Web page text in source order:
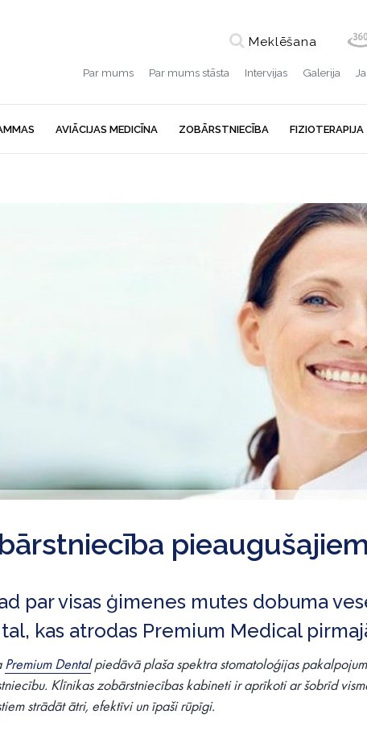
Meklēšana
Par mums Par mums stāsta Intervijas Galerija
AVIĀCIJAS MEDICĪNA ZOBĀRSTNIECĪBA FIZIOTERAPIJA
pieaugušajiem
par visas ģimenes mutes dobuma
kas atrodas Premium Medical
Premium Dentalpiedāvā plaša spektra stomatoloģijas
Klīnikas zobārstniecības kabineti ir aprīkoti ar šobrīd
strādāt ātri, efektīvi un īpaši rūpīgi.